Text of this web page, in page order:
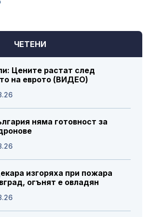
ЧЕТЕНИ
Цените растат след
на еврото (ВИДЕО)
няма готовност за
изгоряха при пожара
огънят е овладян